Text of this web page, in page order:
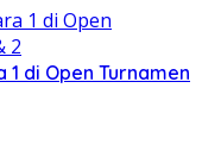
1 di Open Turnamen